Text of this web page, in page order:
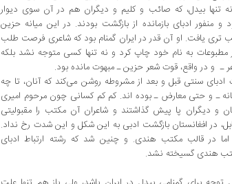
تنها بیدل، که صائب و کلیم و دیگران هم در آن سوی دیوار
و منفور ادبای بازمانده از بازگشت بودند. در این میانه حزین
یافت‌. او آن قدر در ایران گمنام بود که شاعری فرصت ‌طلب
مطبوعات به نام خود چاپ کرد و نه تنها کسی متوجه نشد بلکه
ـ و در واقع‌، قوت شعر حزین ـ مبهوت مانده ‌بود.
ادبای سنتی قبل و بعد از مشروطه روشن می‌کند که آنان‌، تا چه
ـ و حتی معارض ـ بوده اند. کم ‌کم کسانی چون مرحوم امیری
و دیگران پا پیش گذاشتند و شاعران آن مکتب را مقبولیتی
در افغانستان بازگشت ادبی به این شکل و این شدت رخ نداد.
در قالب مکتب هندی. و چنین شد که رشته ارتباط ادبای
هندی گسیخته نشد.